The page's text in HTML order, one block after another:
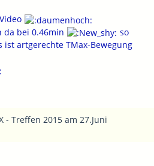
da bei 0.46min
so
ist artgerechte TMax-Bewegung
- Treffen 2015 am 27.Juni